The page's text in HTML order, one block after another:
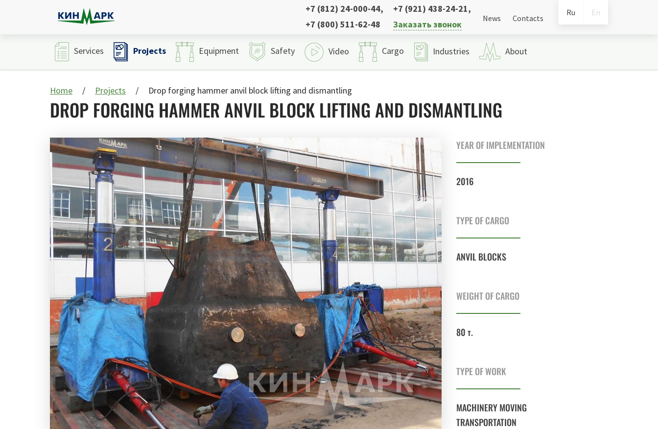
Ru En
+7 (812) 24-000-44, +7 (921) 438-24-21,
+7 (800) 511-62-48
Заказать звонок
News Contacts
Services Projects Equipment Safety Video Cargo Industries About
Home Projects Drop forging hammer anvil block lifting and dismantling
DROP FORGING HAMMER ANVIL BLOCK LIFTING AND DISMANTLING
YEAR OF IMPLEMENTATION
2016
TYPE OF CARGO
ANVIL BLOCKS
WEIGHT OF CARGO
80 т.
TYPE OF WORK
MACHINERY MOVING
TRANSPORTATION